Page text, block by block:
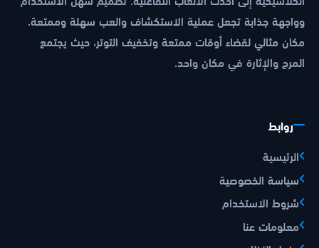
وواجهة جذابة تجعل عملية الاستكشاف والعب سهلة وممتعة.
مكان مثالي لقضاء أوقات ممتعة وتخفيف التوتر، حيث يجتمع
المرح والإثارة في مكان واحد.
روابط
الرئيسية
سياسة الخصوصية
شروط الاستخدام
معلومات عنا